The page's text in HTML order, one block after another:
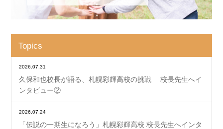
Topics
2026.07.31
久保和也校長が語る、札幌彩輝高校の挑戦 校長先生へイ
ンタビュー②
2026.07.24
「伝説の一期生になろう」札幌彩輝高校 校長先生へインタ